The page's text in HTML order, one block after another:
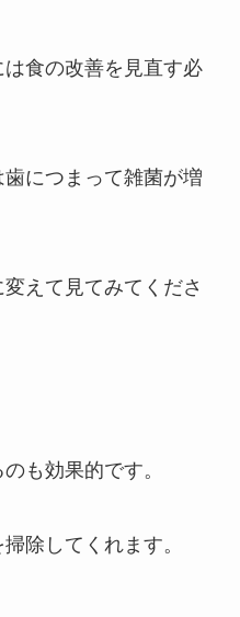
食の改善を見直す必
につまって雑菌が増
えて見てみてくださ
も効果的です。
除してくれます。